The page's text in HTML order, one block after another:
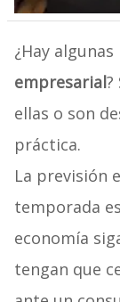
¿Hay
empresarial?
ellas o son
práctica.
La previsión
temporada
economía
tengan que